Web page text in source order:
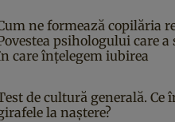
ne formează copilăria
psihologului care
care înțelegem iubirea
de cultură generală. Ce
la naștere?